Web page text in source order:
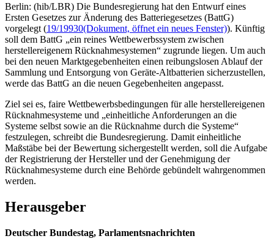
Berlin: (hib/LBR) Die Bundesregierung hat den Entwurf eines
Ersten Gesetzes zur Änderung des Batteriegesetzes (BattG)
vorgelegt (19/19930(Dokument, öffnet ein neues Fenster)). Künftig
soll dem BattG „ein reines Wettbewerbssystem zwischen
herstellereigenem Rücknahmesystemen“ zugrunde liegen. Um auch
bei den neuen Marktgegebenheiten einen reibungslosen Ablauf der
Sammlung und Entsorgung von Geräte-Altbatterien sicherzustellen,
werde das BattG an die neuen Gegebenheiten angepasst.
Ziel sei es, faire Wettbewerbsbedingungen für alle herstellereigenen
Rücknahmesysteme und „einheitliche Anforderungen an die
Systeme selbst sowie an die Rücknahme durch die Systeme“
festzulegen, schreibt die Bundesregierung. Damit einheitliche
Maßstäbe bei der Bewertung sichergestellt werden, soll die Aufgabe
der Registrierung der Hersteller und der Genehmigung der
Rücknahmesysteme durch eine Behörde gebündelt wahrgenommen
werden.
Herausgeber
Deutscher Bundestag, Parlamentsnachrichten